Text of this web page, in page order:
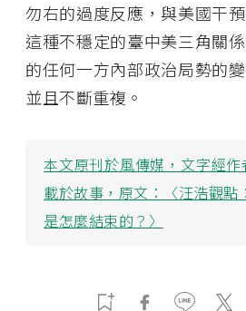
勿右的過度反應，與美國干
這種不穩定的臺中美三角關
的任何一方內部政治局勢的
並且不斷重複。
本文原刊於風傳媒，文字經
載於故事，原文：〈汪浩觀
是怎麼結束的？〉